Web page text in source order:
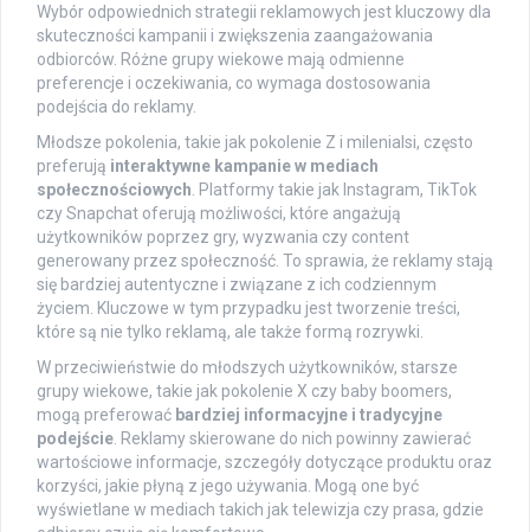
Wybór odpowiednich strategii reklamowych jest kluczowy dla
skuteczności kampanii i zwiększenia zaangażowania
odbiorców. Różne grupy wiekowe mają odmienne
preferencje i oczekiwania, co wymaga dostosowania
podejścia do reklamy.
Młodsze pokolenia, takie jak pokolenie Z i milenialsi, często
preferują interaktywne kampanie w mediach
społecznościowych . Platformy takie jak Instagram, TikTok
czy Snapchat oferują możliwości, które angażują
użytkowników poprzez gry, wyzwania czy content
generowany przez społeczność. To sprawia, że reklamy stają
się bardziej autentyczne i związane z ich codziennym
życiem. Kluczowe w tym przypadku jest tworzenie treści,
które są nie tylko reklamą, ale także formą rozrywki.
W przeciwieństwie do młodszych użytkowników, starsze
grupy wiekowe, takie jak pokolenie X czy baby boomers,
mogą preferować bardziej informacyjne i tradycyjne
podejście . Reklamy skierowane do nich powinny zawierać
wartościowe informacje, szczegóły dotyczące produktu oraz
korzyści, jakie płyną z jego używania. Mogą one być
wyświetlane w mediach takich jak telewizja czy prasa, gdzie